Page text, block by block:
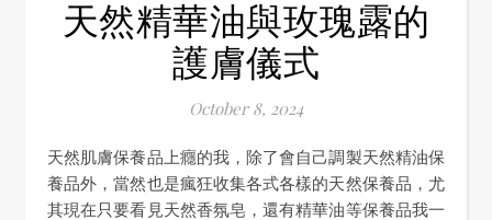
天然精華油與玫瑰露的
護膚儀式
October 8, 2024
天然肌膚保養品上癮的我，除了會自己調製天然精油保
養品外，當然也是瘋狂收集各式各樣的天然保養品，尤
其現在只要看見天然香氛皂，還有精華油等保養品我一